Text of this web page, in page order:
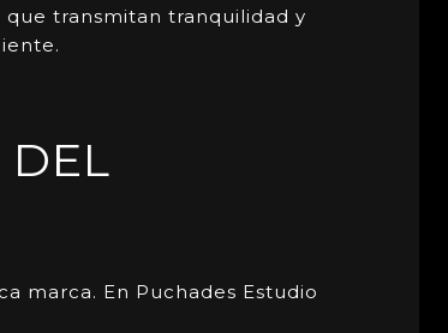
transmitan tranquilidad y
DEL
marca. En Puchades Estudio